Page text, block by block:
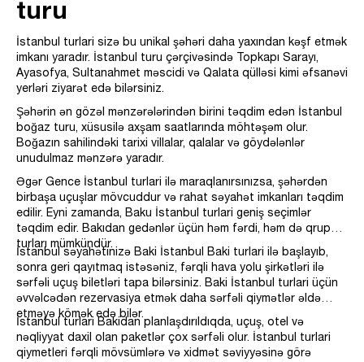
turu
İstanbul turlari sizə bu unikal şəhəri daha yaxından kəşf etmək
imkanı yaradır. İstanbul turu çərçivəsində Topkapı Sarayı,
Ayasofya, Sultanahmet məscidi və Qalata qülləsi kimi əfsanəvi
yerləri ziyarət edə bilərsiniz.
Şəhərin ən gözəl mənzərələrindən birini təqdim edən İstanbul
boğaz turu, xüsusilə axşam saatlarında möhtəşəm olur.
Boğazın sahilindəki tarixi villalar, qalalar və göydələnlər
unudulmaz mənzərə yaradır.
Əgər Gence İstanbul turlari ilə maraqlanırsınızsa, şəhərdən
birbaşa uçuşlar mövcuddur və rahat səyahət imkanları təqdim
edilir. Eyni zamanda, Baku İstanbul turlari geniş seçimlər
təqdim edir. Bakıdan gedənlər üçün həm fərdi, həm də qrup
turları mümkündür.
İstanbul səyahətinizə Baki İstanbul Baki turlari ilə başlayıb,
sonra geri qayıtmaq istəsəniz, fərqli hava yolu şirkətləri ilə
sərfəli uçuş biletləri tapa bilərsiniz. Baki İstanbul turlari üçün
əvvəlcədən rezervasiya etmək daha sərfəli qiymətlər əldə
etməyə kömək edə bilər.
İstanbul turlari Bakidan planlaşdırıldıqda, uçuş, otel və
nəqliyyat daxil olan paketlər çox sərfəli olur. İstanbul turlari
qiymetleri fərqli mövsümlərə və xidmət səviyyəsinə görə